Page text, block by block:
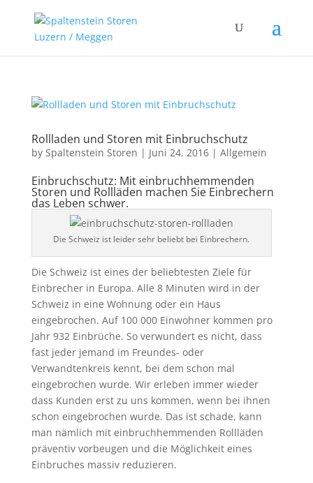
Rollladen und Storen mit Einbruchschutz
by Spaltenstein Storen | Juni 24, 2016| Allgemein
Einbruchschutz: Mit einbruchhemmenden
Storen und Rollläden machen Sie Einbrechern
das Leben schwer.
Die Schweiz ist leider sehr beliebt bei Einbrechern.
Die Schweiz ist eines der beliebtesten Ziele für
Einbrecher in Europa. Alle 8 Minuten wird in der
Schweiz in eine Wohnung oder ein Haus
eingebrochen. Auf 100 000 Einwohner kommen pro
Jahr 932 Einbrüche. So verwundert es nicht, dass
fast jeder jemand im Freundes- oder
Verwandtenkreis kennt, bei dem schon mal
eingebrochen wurde. Wir erleben immer wieder
dass Kunden erst zu uns kommen, wenn bei ihnen
schon eingebrochen wurde. Das ist schade, kann
man nämlich mit einbruchhemmenden Rollläden
präventiv vorbeugen und die Möglichkeit eines
Einbruches massiv reduzieren.